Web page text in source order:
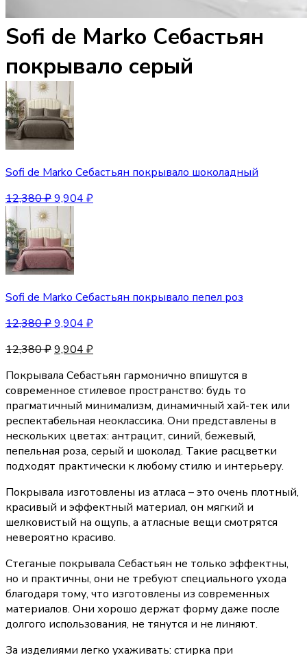
Sofi de Marko Себастьян
покрывало серый
Sofi de Marko Себастьян покрывало шоколадный
12,380₽9,904 ₽
Sofi de Marko Себастьян покрывало пепел роз
12,380₽9,904 ₽
12,380₽9,904 ₽
Покрывала Себастьян гармонично впишутся в
современное стилевое пространство: будь то
прагматичный минимализм, динамичный хай-тек или
респектабельная неоклассика. Они представлены в
нескольких цветах: антрацит, синий, бежевый,
пепельная роза, серый и шоколад. Такие расцветки
подходят практически к любому стилю и интерьеру.
Покрывала изготовлены из атласа – это очень плотный,
красивый и эффектный материал, он мягкий и
шелковистый на ощупь, а атласные вещи смотрятся
невероятно красиво.
Стеганые покрывала Себастьян не только эффектны,
но и практичны, они не требуют специального ухода
благодаря тому, что изготовлены из современных
материалов. Они хорошо держат форму даже после
долгого использования, не тянутся и не линяют.
За изделиями легко ухаживать: стирка при